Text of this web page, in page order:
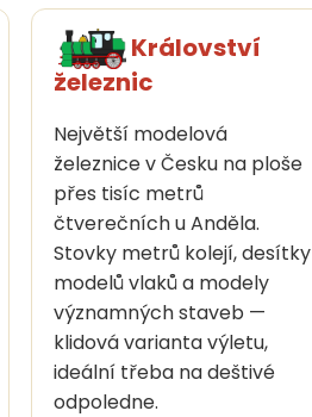
Království
železnic
Největší modelová
železnice v Česku na ploše
přes tisíc metrů
čtverečních u Anděla.
Stovky metrů kolejí, desítky
modelů vlaků a modely
významných staveb —
klidová varianta výletu,
ideální třeba na deštivé
odpoledne.